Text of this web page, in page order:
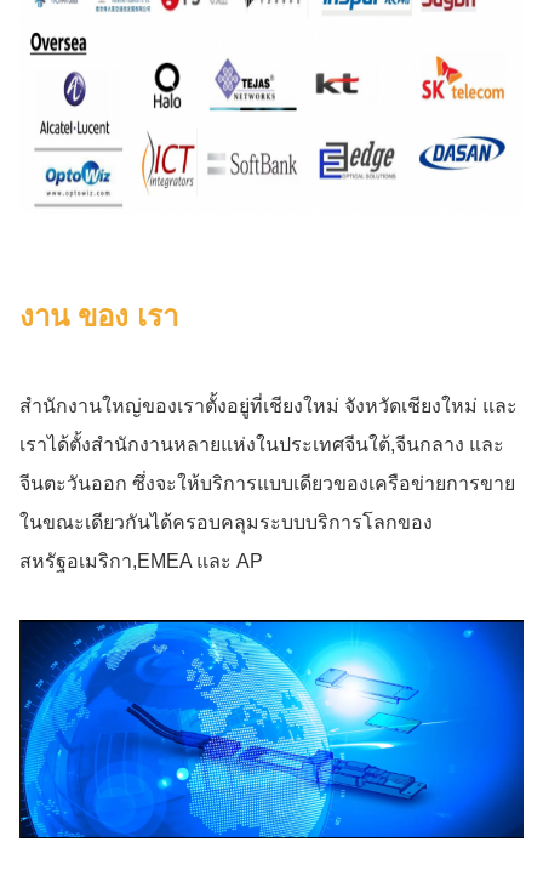
งาน ของ เรา
สํานักงานใหญ่ของเราตั้งอยู่ที่เชียงใหม่ จังหวัดเชียงใหม่ และ
เราได้ตั้งสํานักงานหลายแห่งในประเทศจีนใต้,จีนกลาง และ
จีนตะวันออก ซึ่งจะให้บริการแบบเดียวของเครือข่ายการขาย
ในขณะเดียวกันได้ครอบคลุมระบบบริการโลกของ
สหรัฐอเมริกา,EMEA และ AP